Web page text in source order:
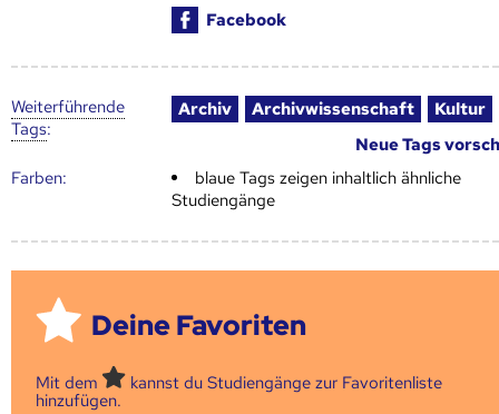
Facebook
Weiter­führende
Tags:
Archiv Archivwissenschaft
Kultur
Neue Tags
Farben:
blaue Tags zeigen inhaltlich ähnliche
Studiengänge
Deine Favoriten
Mit dem
kannst du Studiengänge zur Favoritenliste
hinzufügen.